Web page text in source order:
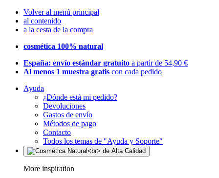
Volver al menú principal
al contenido
a la cesta de la compra
cosmética 100% natural
España: envío estándar gratuito a partir de 54,90 €
Al menos 1 muestra gratis con cada pedido
Ayuda
¿Dónde está mi pedido?
Devoluciones
Gastos de envío
Métodos de pago
Contacto
Todos los temas de "Ayuda y Soporte"
More inspiration